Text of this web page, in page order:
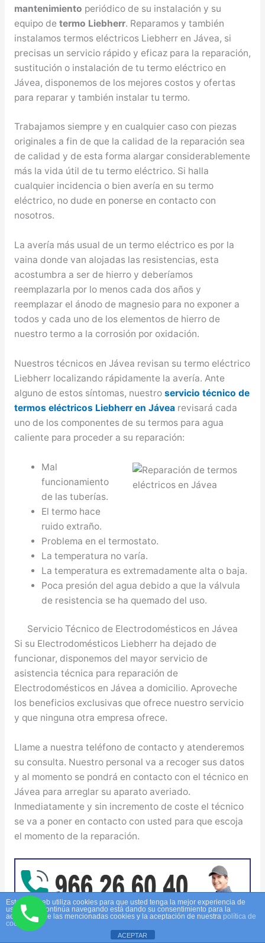
mantenimiento periódico de su instalación y su
equipo de termo Liebherr. Reparamos y también
instalamos termos eléctricos Liebherr en Jávea, si
precisas un servicio rápido y eficaz para la reparación,
sustitución o instalación de tu termo eléctrico en
Jávea, disponemos de los mejores costos y ofertas
para reparar y también instalar tu termo.
Trabajamos siempre y en cualquier caso con piezas
originales a fin de que la calidad de la reparación sea
de calidad y de esta forma alargar considerablemente
más la vida útil de tu termo eléctrico. Si halla
cualquier incidencia o bien avería en su termo
eléctrico, no dude en ponerse en contacto con
nosotros.
La avería más usual de un termo eléctrico es por la
vaina donde van alojadas las resistencias, esta
acostumbra a ser de hierro y deberíamos
reemplazarla por lo menos cada dos años y
reemplazar el ánodo de magnesio para no exponer a
todos y cada uno de los elementos de hierro de
nuestro termo a la corrosión por oxidación.
Nuestros técnicos en Jávea revisan su termo eléctrico
Liebherr localizando rápidamente la avería. Ante
alguno de estos síntomas, nuestro servicio técnico de
termos eléctricos Liebherr en Jávearevisará cada
uno de los componentes de su termos para agua
caliente para proceder a su reparación:
Mal
funcionamiento
de las tuberías.
El termo hace
ruido extraño.
Problema en el termostato.
La temperatura no varía.
La temperatura es extremadamente alta o baja.
Poca presión del agua debido a que la válvula
de resistencia se ha quemado del uso.
Servicio Técnico de Electrodomésticos en Jávea
Si su Electrodomésticos Liebherr ha dejado de
funcionar, disponemos del mayor servicio de
asistencia técnica para reparación de
Electrodomésticos en Jávea a domicilio. Aproveche
los beneficios exclusivas que ofrece nuestro servicio
y que ninguna otra empresa ofrece.
Llame a nuestra teléfono de contacto y atenderemos
su consulta. Nuestro personal va a recoger sus datos
y al momento se pondrá en contacto con el técnico en
Jávea para arreglar su aparato averiado.
Inmediatamente y sin incremento de coste el técnico
se va a poner en contacto con usted para que escoja
el momento de la reparación.
Este sitio web utiliza cookies para que usted tenga la mejor experiencia de
usuario. Si continúa navegando está dando su consentimiento para la
aceptación de las mencionadas cookies y la aceptación de nuestra política de
cookies
ACEPTAR